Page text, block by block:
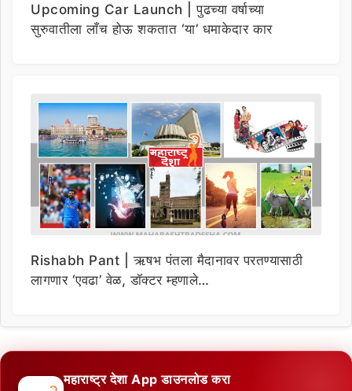
Upcoming Car Launch | पुढच्या वर्षाच्या
सुरुवातीला लाँच होऊ शकतात ‘या’ धमाकेदार कार
Rishabh Pant | ऋषभ पंतला मैदानावर परतण्यासाठी
लागणार ‘एवढा’ वेळ, डॉक्टर म्हणाले…
महाराष्ट्र देशा App डाउनलोड करा